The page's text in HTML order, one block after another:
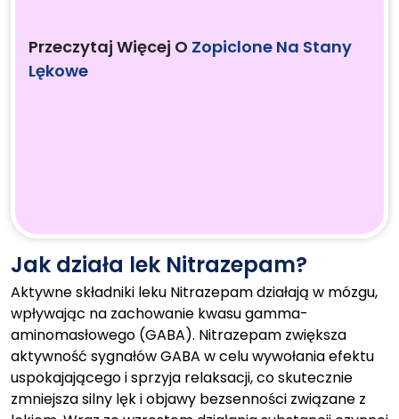
Przeczytaj Więcej O Zopiclone Na Stany
Lękowe
Jak działa lek Nitrazepam?
Aktywne składniki leku Nitrazepam działają w mózgu,
wpływając na zachowanie kwasu gamma-
aminomasłowego (GABA). Nitrazepam zwiększa
aktywność sygnałów GABA w celu wywołania efektu
uspokajającego i sprzyja relaksacji, co skutecznie
zmniejsza silny lęk i objawy bezsenności związane z